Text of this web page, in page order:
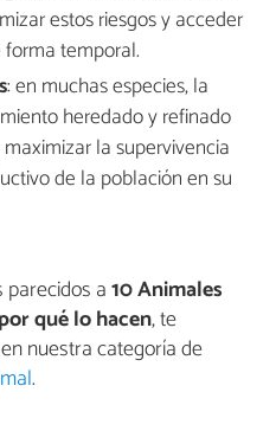
estos riesgos y acceder
temporal.
: en muchas especies, la
heredado y refinado
la supervivencia
de la población en su
a10 Animales
qué lo hacen, te
nuestra categoría de
.